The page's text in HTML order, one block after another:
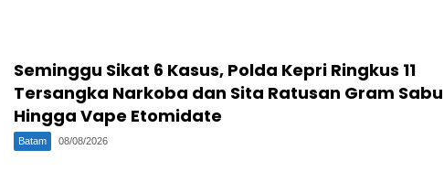
Seminggu Sikat 6 Kasus, Polda Kepri Ringkus 11
Tersangka Narkoba dan Sita Ratusan Gram Sabu
Hingga Vape Etomidate
Batam 08/08/2026